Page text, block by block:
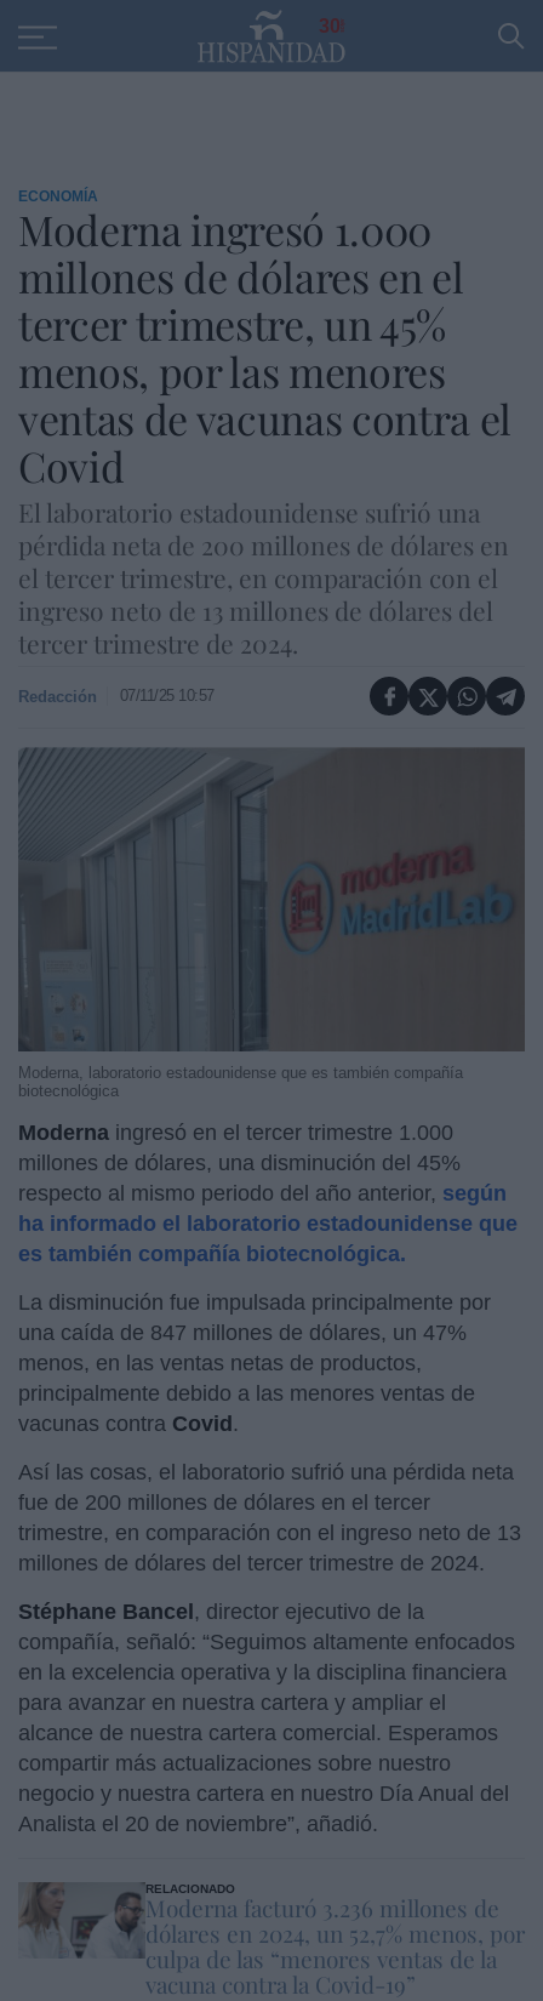
30
ECONOMÍA
Moderna ingresó 1.000
millones de dólares en el
tercer trimestre, un 45%
menos, por las menores
ventas de vacunas contra el
Covid
El laboratorio estadounidense sufrió una
pérdida neta de 200 millones de dólares en
el tercer trimestre, en comparación con el
ingreso neto de 13 millones de dólares del
tercer trimestre de 2024.
Redacción 07/11/25 10:57
Moderna, laboratorio estadounidense que es también compañía
biotecnológica
Moderna ingresó en el tercer trimestre 1.000
millones de dólares, una disminución del 45%
respecto al mismo periodo del año anterior, según
ha informado el laboratorio estadounidense que
es también compañía biotecnológica.
La disminución fue impulsada principalmente por
una caída de 847 millones de dólares, un 47%
menos, en las ventas netas de productos,
principalmente debido a las menores ventas de
vacunas contra Covid.
Así las cosas, el laboratorio sufrió una pérdida neta
fue de 200 millones de dólares en el tercer
trimestre, en comparación con el ingreso neto de 13
millones de dólares del tercer trimestre de 2024.
Stéphane Bancel, director ejecutivo de la
compañía, señaló: “Seguimos altamente enfocados
en la excelencia operativa y la disciplina financiera
para avanzar en nuestra cartera y ampliar el
alcance de nuestra cartera comercial. Esperamos
compartir más actualizaciones sobre nuestro
negocio y nuestra cartera en nuestro Día Anual del
Analista el 20 de noviembre”, añadió.
RELACIONADO
Moderna facturó 3.236 millones de
dólares en 2024, un 52,7% menos, por
culpa de las “menores ventas de la
vacuna contra la Covid-19”